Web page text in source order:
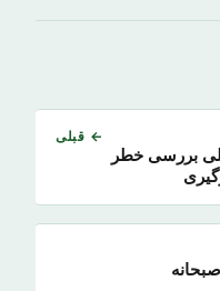
← قبلی
بررسی خطر